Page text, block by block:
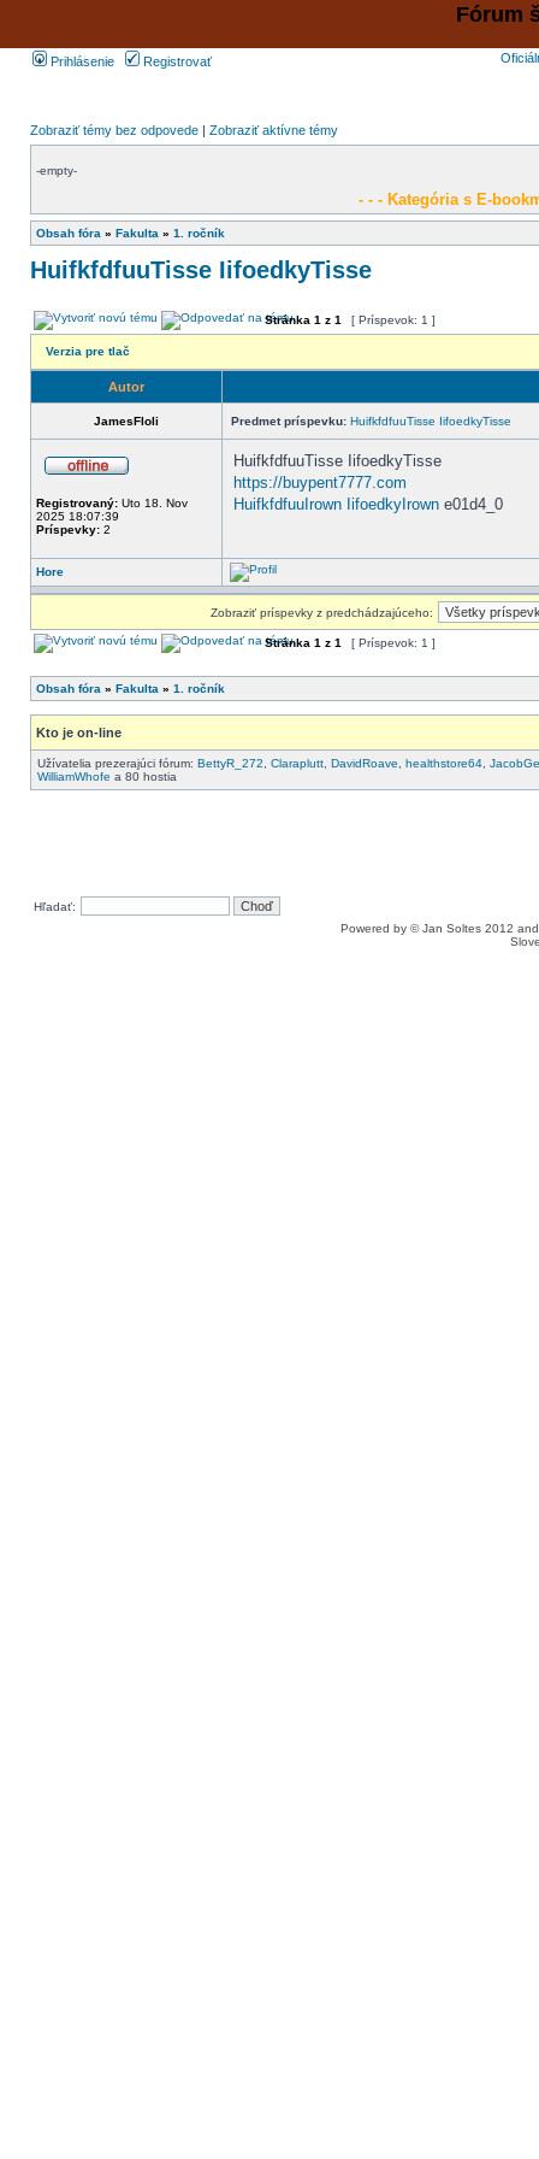
Fórum
Prihlásenie Registrovať
Zobraziť témy bez odpovede | Zobraziť aktívne témy
-empty-
- - - Kategória s E-
Obsah fóra » Fakulta » 1. ročník
HuifkfdfuuTisse IifoedkyTisse
Stránka 1 z 1 [ Príspevok: 1 ]
Verzia pre tlač
Autor
JamesFloli Predmet príspevku: HuifkfdfuuTisse IifoedkyTisse
Registrovaný: Uto 18. Nov
2025 18:07:39
Príspevky: 2
HuifkfdfuuTisse IifoedkyTisse
https://buypent7777.com
HuifkfdfuuIrown IifoedkyIrown e01d4_0
Hore
Zobraziť príspevky z predchádzajúceho:
Stránka 1 z 1 [ Príspevok: 1 ]
Obsah fóra » Fakulta » 1. ročník
Kto je on-line
Užívatelia prezerajúci fórum: BettyR_272 Claraplutt DavidRoave healthstore64
WilliamWhofe a 80 hostia
Hľadať:
Powered by © Jan Soltes 2012